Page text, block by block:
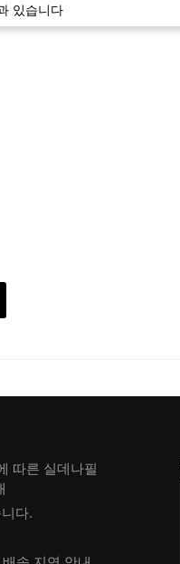
있습니다
따른 실데나필
다.